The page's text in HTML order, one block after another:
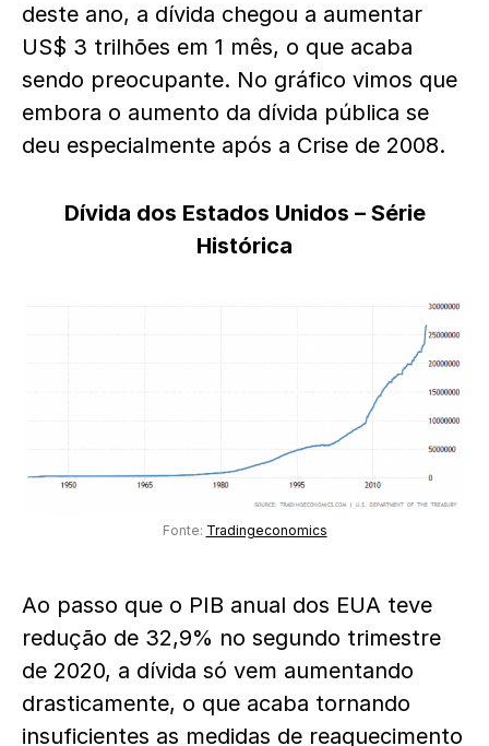
deste ano, a dívida chegou a aumentar
US$ 3 trilhões em 1 mês, o que acaba
sendo preocupante. No gráfico vimos que
embora o aumento da dívida pública se
deu especialmente após a Crise de 2008.
Dívida dos Estados Unidos – Série
Histórica
Fonte: Tradingeconomics
Ao passo que o PIB anual dos EUA teve
redução de 32,9% no segundo trimestre
de 2020, a dívida só vem aumentando
drasticamente, o que acaba tornando
insuficientes as medidas de reaquecimento